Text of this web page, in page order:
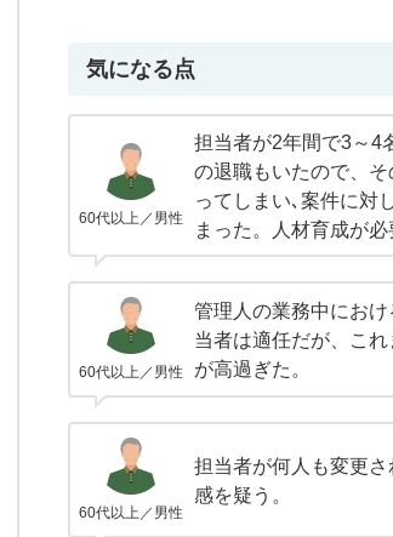
気になる点
60代以上／男性
担当者が2年間で3～4
の退職もいたので、
ってしまい､案件に対
まった。人材育成が必
60代以上／男性
管理人の業務中にお
当者は適任だが、こ
が高過ぎた。
60代以上／男性
担当者が何人も変更
感を疑う。